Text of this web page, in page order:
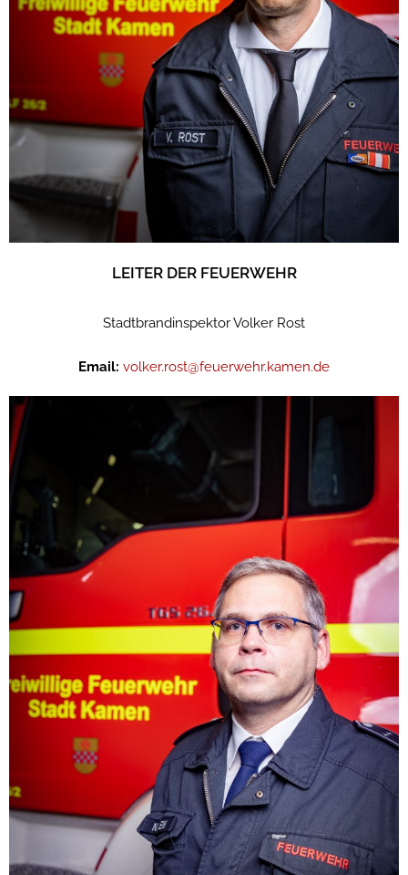
LEITER DER FEUERWEHR
Stadtbrandinspektor Volker Rost
Email: volker.rost@feuerwehr.kamen.de